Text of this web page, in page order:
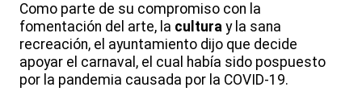
Como parte de su compromiso con la
fomentación del arte, la cultura y la sana
recreación, el ayuntamiento dijo que decide
apoyar el carnaval, el cual había sido pospuesto
por la pandemia causada por la COVID-19.